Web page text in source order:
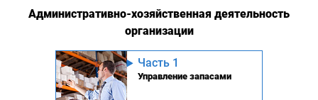
Административно-хозяйственная деятельность
организации
Часть 1
Управление запасами